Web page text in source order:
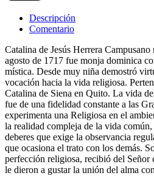
Descripción
Comentario
Catalina de Jesús Herrera
agosto de 1717 fue monja dominica
mística. Desde muy niña demostró
vocación hacia la vida religiosa.
Catalina de Siena en Quito. La vida
fue de una fidelidad constante a las
experimenta una Religiosa en el
la realidad compleja de la vida
deberes que exige la observancia
que ocasiona el trato con los demás.
perfección religiosa, recibió del Señor
le dieron a gustar la unión del alma